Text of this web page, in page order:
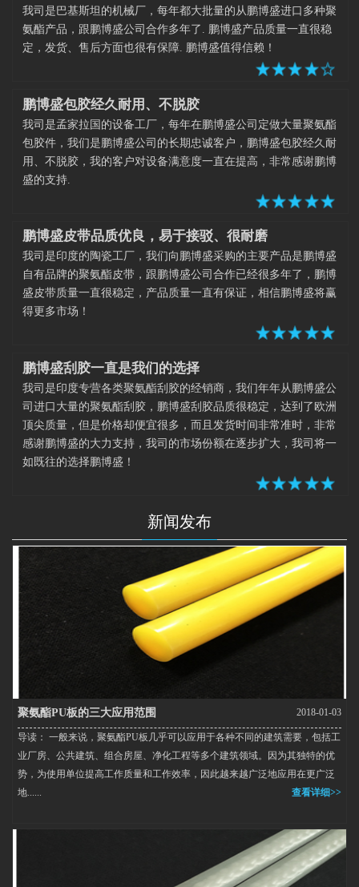
我司是巴基斯坦的机械厂，每年都大批量的从鹏博盛进口多种聚
氨酯产品，跟鹏博盛公司合作多年了. 鹏博盛产品质量一直很稳
定，发货、售后方面也很有保障. 鹏博盛值得信赖！
鹏博盛包胶经久耐用、不脱胶
我司是孟家拉国的设备工厂，每年在鹏博盛公司定做大量聚氨酯
包胶件，我们是鹏博盛公司的长期忠诚客户，鹏博盛包胶经久耐
用、不脱胶，我的客户对设备满意度一直在提高，非常感谢鹏博
盛的支持.
鹏博盛皮带品质优良，易于接驳、很耐磨
我司是印度的陶瓷工厂，我们向鹏博盛采购的主要产品是鹏博盛
自有品牌的聚氨酯皮带，跟鹏博盛公司合作已经很多年了，鹏博
盛皮带质量一直很稳定，产品质量一直有保证，相信鹏博盛将赢
得更多市场！
鹏博盛刮胶一直是我们的选择
我司是印度专营各类聚氨酯刮胶的经销商，我们年年从鹏博盛公
司进口大量的聚氨酯刮胶，鹏博盛刮胶品质很稳定，达到了欧洲
顶尖质量，但是价格却便宜很多，而且发货时间非常准时，非常
感谢鹏博盛的大力支持，我司的市场份额在逐步扩大，我司将一
如既往的选择鹏博盛！
新闻发布
聚氨酯PU板的三大应用范围 2018-01-03
导读： 一般来说，聚氨酯PU板几乎可以应用于各种不同的建筑需要，包括工
业厂房、公共建筑、组合房屋、净化工程等多个建筑领域。因为其独特的优
势，为使用单位提高工作质量和工作效率，因此越来越广泛地应用在更广泛
地......
查看详细>>